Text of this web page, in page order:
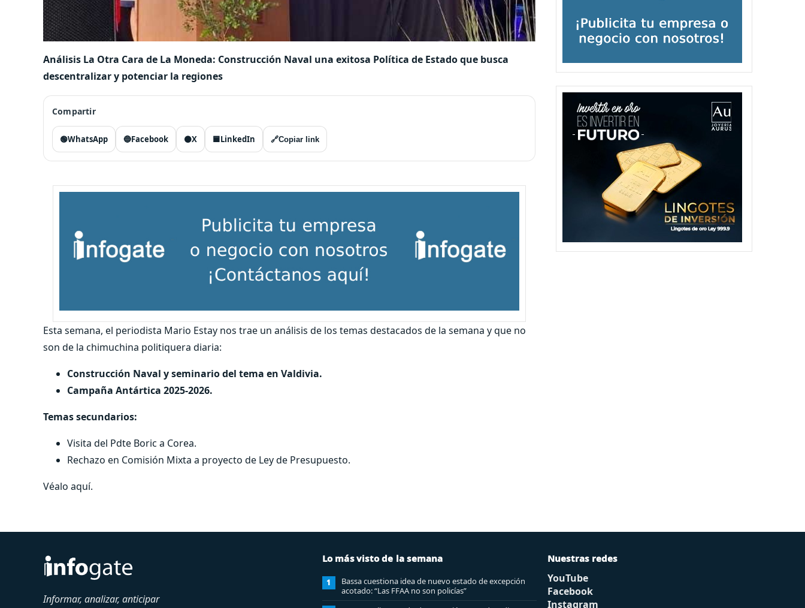
Análisis La Otra Cara de La Moneda: Construcción Naval una exitosa Política de Estado que busca
descentralizar y potenciar la regiones
Compartir
🟢WhatsApp 🔵Facebook ⚫X 🟦LinkedIn 🔗Copiar link
Esta semana, el periodista Mario Estay nos trae un análisis de los temas destacados de la semana y que no
son de la chimuchina politiquera diaria:
Construcción Naval y seminario del tema en Valdivia.
Campaña Antártica 2025-2026.
Temas secundarios:
Visita del Pdte Boric a Corea.
Rechazo en Comisión Mixta a proyecto de Ley de Presupuesto.
Véalo aquí.
Informar, analizar, anticipar
Lo más visto de la semana
1
Bassa cuestiona idea de nuevo estado de excepción
acotado: “Las FFAA no son policías”
Nuestras redes
YouTube
Facebook
Instagram